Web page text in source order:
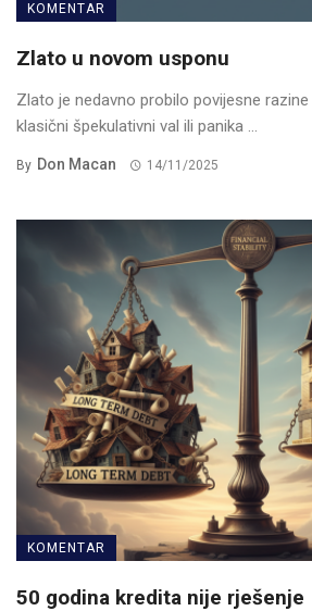
KOMENTAR
Zlato u novom usponu
Zlato je nedavno probilo povijesne
klasični špekulativni val ili panika ...
By Don Macan 14/11/2025
KOMENTAR
50 godina kredita nije rješenje